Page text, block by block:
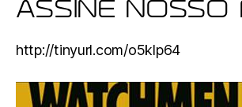
ASSINE NOSSO
http://tinyurl.com/o5klp64